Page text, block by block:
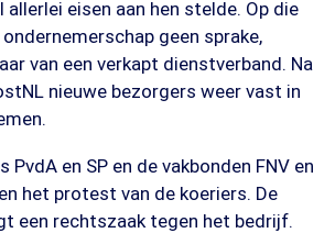
allerlei eisen aan hen stelde. Op die
geen sprake,
van een verkapt dienstverband. Na
nieuwe bezorgers weer vast in
PvdA en SP en de vakbonden FNV en
het protest van de koeriers. De
een rechtszaak tegen het bedrijf.